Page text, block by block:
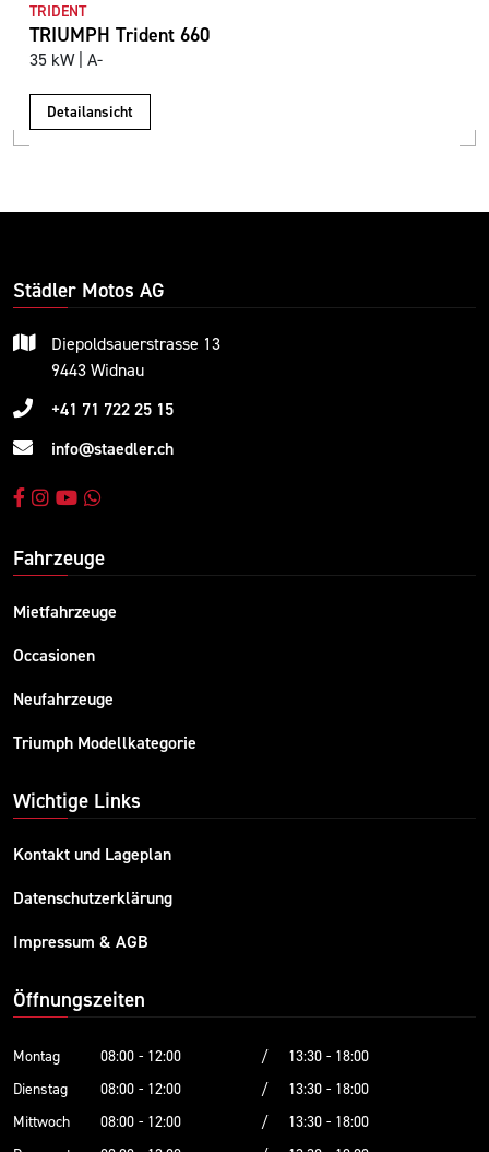
TRIDENT
TRIUMPH Trident 660
35 kW | A-
Detailansicht
Städler Motos AG
Diepoldsauerstrasse 13
9443 Widnau
+41 71 722 25 15
info@staedler.ch
Fahrzeuge
Mietfahrzeuge
Occasionen
Neufahrzeuge
Triumph Modellkategorie
Wichtige Links
Kontakt und Lageplan
Datenschutzerklärung
Impressum & AGB
Öffnungszeiten
Montag 08:00 - 12:00 /
13:30 - 18:00
Dienstag
08:00 - 12:00 /
13:30 - 18:00
Mittwoch
08:00 - 12:00 /
13:30 - 18:00